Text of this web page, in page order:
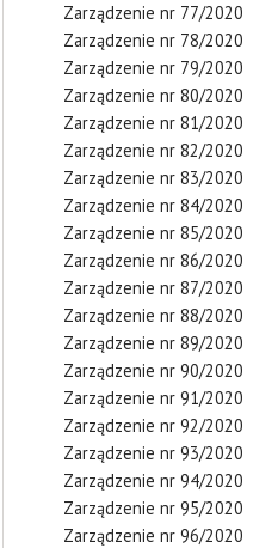
Zarządzenie nr 77/2020
Zarządzenie nr 78/2020
Zarządzenie nr 79/2020
Zarządzenie nr 80/2020
Zarządzenie nr 81/2020
Zarządzenie nr 82/2020
Zarządzenie nr 83/2020
Zarządzenie nr 84/2020
Zarządzenie nr 85/2020
Zarządzenie nr 86/2020
Zarządzenie nr 87/2020
Zarządzenie nr 88/2020
Zarządzenie nr 89/2020
Zarządzenie nr 90/2020
Zarządzenie nr 91/2020
Zarządzenie nr 92/2020
Zarządzenie nr 93/2020
Zarządzenie nr 94/2020
Zarządzenie nr 95/2020
Zarządzenie nr 96/2020